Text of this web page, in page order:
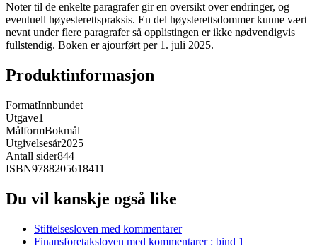
Noter til de enkelte paragrafer gir en oversikt over endringer, og
eventuell høyesterettspraksis. En del høysterettsdommer kunne vært
nevnt under flere paragrafer så opplistingen er ikke nødvendigvis
fullstendig. Boken er ajourført per 1. juli 2025.
Produktinformasjon
FormatInnbundet
Utgave1
MålformBokmål
Utgivelsesår2025
Antall sider844
ISBN9788205618411
Du vil kanskje også like
Stiftelsesloven med kommentarer
Finansforetaksloven med kommentarer : bind 1